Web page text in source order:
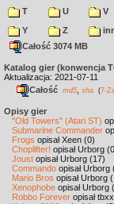
T
U V
Y
Z
Całość 3074 MB
Katalog gier (konwencja
Aktualizacja: 2021-07-11
Całość md5 sha (7-
Opisy gier
"Old Towers" (Atari ST)
Submarine Commander
Frogs opisał Xeen (0)
Choplifter! opisał Urborg
Joust opisał Urborg (17)
Commando opisał Urborg
Mario Bros opisał Urborg
Xenophobe opisał Urborg
Robbo Forever opisał